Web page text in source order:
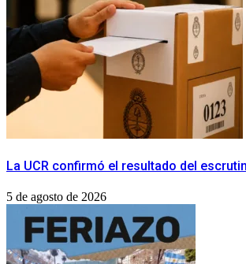
La UCR confirmó el resultado del
5 de agosto de 2026